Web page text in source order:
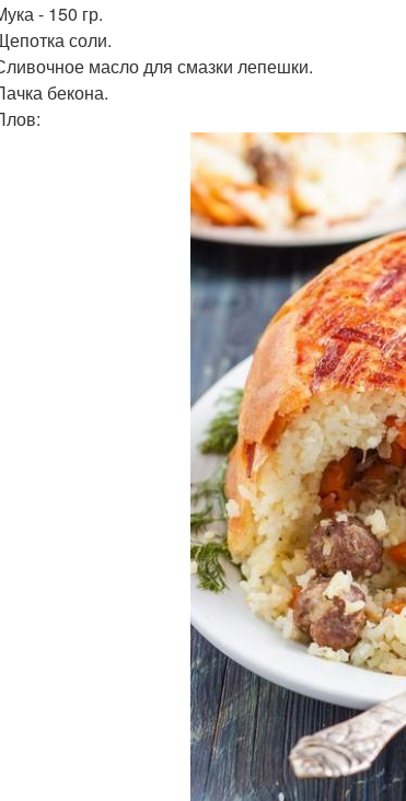
- 150 гр.
соли.
масло для смазки лепешки.
бекона.